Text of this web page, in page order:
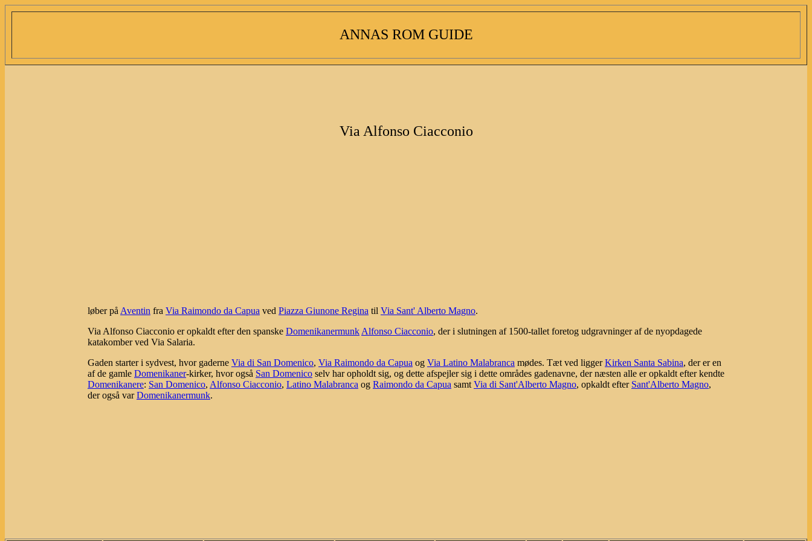
ANNAS ROM GUIDE
Via Alfonso Ciacconio
løber på Aventin fra Via Raimondo da Capua ved Piazza Giunone Regina til Via Sant' Alberto Magno.
Via Alfonso Ciacconio er opkaldt efter den spanske Domenikanermunk Alfonso Ciacconio, der i slutningen af 1500-tallet foretog udgravninger af de nyopdagede
katakomber ved Via Salaria.
Gaden starter i sydvest, hvor gaderne Via di San Domenico, Via Raimondo da Capua og Via Latino Malabranca mødes. Tæt ved liggerKirken Santa Sabina, der er en
af de gamle Domenikaner-kirker, hvor også San Domenico selv har opholdt sig, og dette afspejler sig i dette områdes gadenavne, der næsten alle er opkaldt efter kendte
Domenikanere: San Domenico, Alfonso Ciacconio, Latino Malabranca og Raimondo da Capua samt Via di Sant'Alberto Magno, opkaldt efter Sant'Alberto Magno,
der også varDomenikanermunk.